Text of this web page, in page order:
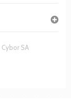
Cybor SA